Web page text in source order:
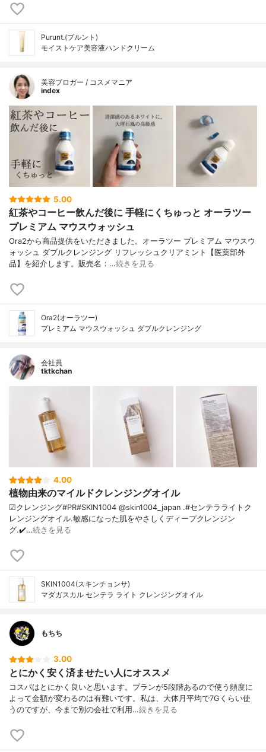
Purunt.(プルント)
モイストケア美容液ハンドクリーム
美容ブロガー / コスメマニア
index
5.00
紅茶やコーヒー飲んだ後に 手軽にくちゅっと オーラツー
プレミアム マウスウォッシュ
Ora2から商品提供をいただきました。オーラツー プレミアム マウスウ
ォッシュ ダブルクレンジング リフレッシュクリアミント【医薬部外
品】を紹介します。販売名：…続きを見る
Ora2(オーラツー)
プレミアム マウスウォッシュ ダブルクレンジング
会社員
tktkchan
4.00
植物由来のマイルドクレンジングオイル
☑クレンジング#PR#SKIN1004 @skin1004_japan .#センテラライトク
レンジングオイル.敏感になった肌をやさしくディープクレンジン
グ.✔️…続きを見る
SKIN1004(スキンチョンサ)
マダガスカル センテラ ライト クレンジングオイル
もちち
3.00
とにかく安く済ませたい人にオススメ
コスパはとにかく良いと思います。プランが5段階あるので使う頻度に
よって金額が変わるのは有難いです。私は、大体月平均で7Gくらい使
うのですが、今まで別の会社で利用…続きを見る